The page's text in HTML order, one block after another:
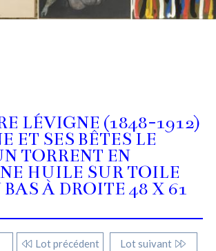
LÉVIGNE (1848-1912)
ET SES BÊTES LE
TORRENT EN
HUILE SUR TOILE
BAS À DROITE 48 X 61
Lot précédent Lot suivant